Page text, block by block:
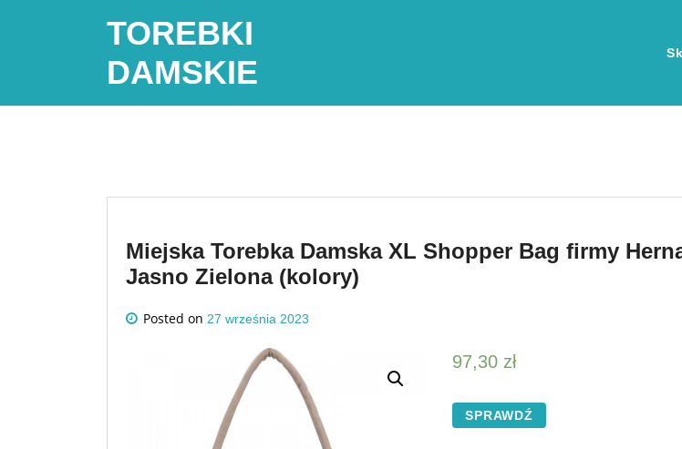
TOREBKI
DAMSKIE
Miejska Torebka Damska XL Shopper Bag firmy
Jasno Zielona (kolory)
Posted on 27 września 2023
97,30 zł
SPRAWDŹ